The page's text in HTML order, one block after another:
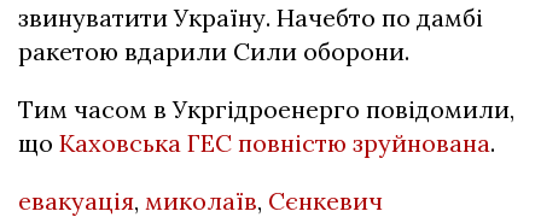
звинуватити Україну. Начебто по дамбі
ракетою вдарили Сили оборони.
Тим часом в Укргідроенерго повідомили,
що Каховська ГЕС повністю зруйнована.
евакуація, миколаїв, Сєнкевич